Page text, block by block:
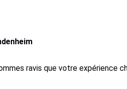
ravis que votre expérience